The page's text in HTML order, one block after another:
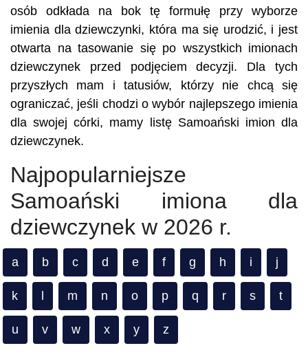
osób odkłada na bok tę formułę przy wyborze
imienia dla dziewczynki, która ma się urodzić, i jest
otwarta na tasowanie się po wszystkich imionach
dziewczynek przed podjęciem decyzji. Dla tych
przyszłych mam i tatusiów, którzy nie chcą się
ograniczać, jeśli chodzi o wybór najlepszego imienia
dla swojej córki, mamy listę Samoański imion dla
dziewczynek.
Najpopularniejsze
Samoański imiona dla
dziewczynek w 2026 r.
a b c d e f g h i j
k m n o p q r s t
u v w x y z